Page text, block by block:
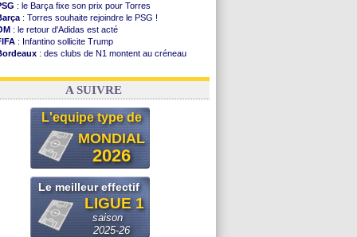
: le Barça fixe son prix pour Torres
: Torres souhaite rejoindre le PSG !
: le retour d'Adidas est acté
: Infantino sollicite Trump
: des clubs de N1 montent au créneau
: le démenti de Leipzig pour Diomandé
A SUIVRE
L'equipe type de
MONDIAL
2026
Le meilleur effectif
LIGUE 1
saison
2025-26